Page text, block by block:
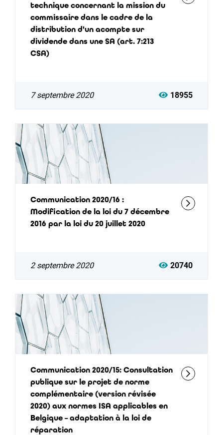
technique concernant la mission du
commissaire dans le cadre de la
distribution d'un acompte sur
dividende dans une SA (art. 7:213
CSA)
7 septembre 2020 18955
Communication 2020/16 :
Modification de la loi du 7 décembre
2016 par la loi du 20 juillet 2020
2 septembre 2020 20740
Communication 2020/15: Consultation
publique sur le projet de norme
complémentaire (version révisée
2020) aux normes ISA applicables en
Belgique – adaptation à la loi de
réparation